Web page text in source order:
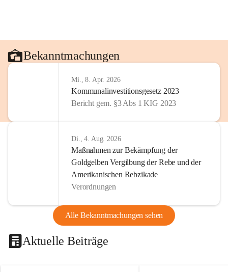
Bekanntmachungen
Mi., 8. Apr. 2026
Kommunalinvestitionsgesetz 2023
Bericht gem. §3 Abs 1 KIG 2023
Di., 4. Aug. 2026
Maßnahmen zur Bekämpfung der
Goldgelben Vergilbung der Rebe und der
Amerikanischen Rebzikade
Verordnungen
Alle Bekanntmachungen sehen
Aktuelle Beiträge